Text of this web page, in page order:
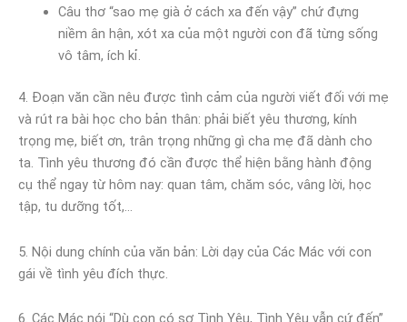
Câu thơ “sao mẹ già ở cách xa đến vậy” chứ đựng
niềm ân hận, xót xa của một người con đã từng sống
vô tâm, ích kỉ.
4. Đoạn văn cần nêu được tình cảm của người viết đối với mẹ
và rút ra bài học cho bản thân: phải biết yêu thương, kính
trọng mẹ, biết ơn, trân trọng những gì cha mẹ đã dành cho
ta. Tình yêu thương đó cần được thể hiện bằng hành động
cụ thể ngay từ hôm nay: quan tâm, chăm sóc, vâng lời, học
tập, tu dưỡng tốt,…
5. Nội dung chính của văn bản: Lời dạy của Các Mác với con
gái về tình yêu đích thực.
6. Các Mác nói “Dù con có sợ Tình Yêu, Tình Yêu vẫn cứ đến”